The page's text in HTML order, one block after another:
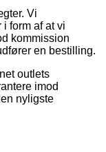
Vi
form af at vi
kommission
en bestilling.
outlets
imod
nyligste